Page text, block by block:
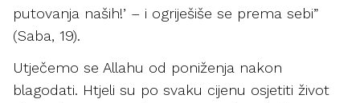
putovanja naših!’ – i ogriješiše se prema sebi”
(Saba, 19).
Utječemo se Allahu od poniženja nakon
blagodati. Htjeli su po svaku cijenu osjetiti život